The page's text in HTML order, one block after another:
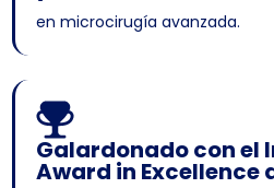
en microcirugía avanzada.
Galardonado con el
Award in Excellence